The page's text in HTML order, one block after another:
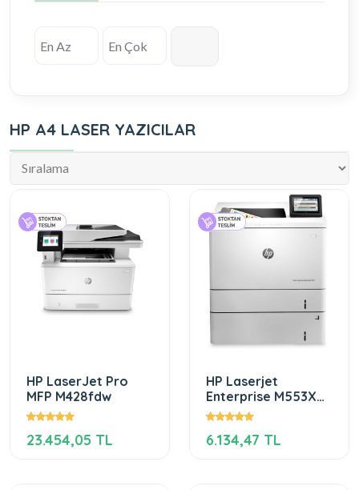
HP A4 LASER YAZICILAR
HP LaserJet Pro
MFP M428fdw
23.454,05 TL
HP Laserjet
Enterprise M553X
(B5L26A) Renkli
6.134,47 TL